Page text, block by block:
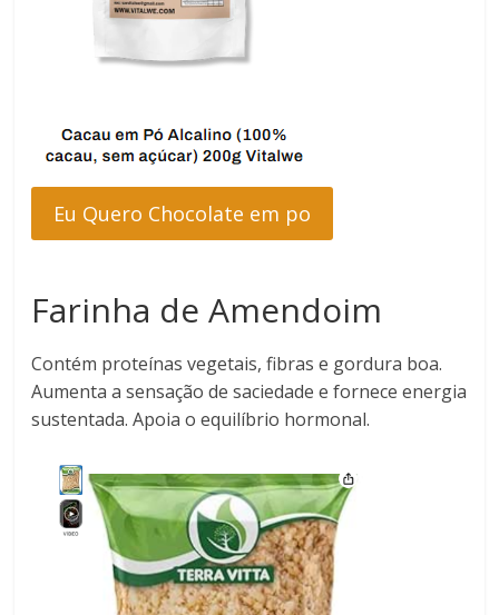
Eu Quero Chocolate em po
Farinha de Amendoim
Contém proteínas vegetais, fibras e gordura boa.
Aumenta a sensação de saciedade e fornece energia
sustentada. Apoia o equilíbrio hormonal.